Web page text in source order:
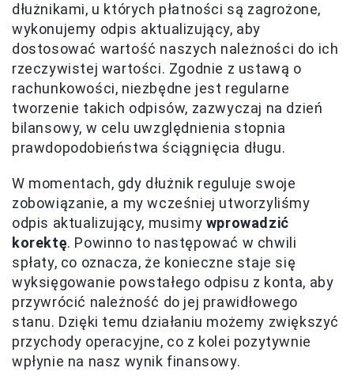
dłużnikami, u których płatności są zagrożone,
wykonujemy odpis aktualizujący, aby
dostosować wartość naszych należności do ich
rzeczywistej wartości. Zgodnie z ustawą o
rachunkowości, niezbędne jest regularne
tworzenie takich odpisów, zazwyczaj na dzień
bilansowy, w celu uwzględnienia stopnia
prawdopodobieństwa ściągnięcia długu.
W momentach, gdy dłużnik reguluje swoje
zobowiązanie, a my wcześniej utworzyliśmy
odpis aktualizujący, musimy wprowadzić
korektę. Powinno to następować w chwili
spłaty, co oznacza, że konieczne staje się
wyksięgowanie powstałego odpisu z konta, aby
przywrócić należność do jej prawidłowego
stanu. Dzięki temu działaniu możemy zwiększyć
przychody operacyjne, co z kolei pozytywnie
wpłynie na nasz wynik finansowy.